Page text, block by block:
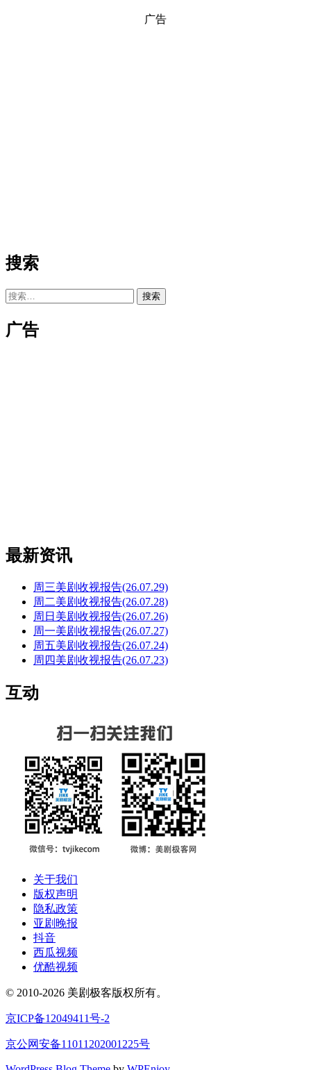
广告
搜索
搜
广告
最新资讯
周三美剧收视报告(26.07.29)
周二美剧收视报告(26.07.28)
周日美剧收视报告(26.07.26)
周一美剧收视报告(26.07.27)
周五美剧收视报告(26.07.24)
周四美剧收视报告(26.07.23)
互动
关于我们
版权声明
隐私政策
亚剧晚报
抖音
西瓜视频
优酷视频
© 2010-2026 美剧极客版权所有。
京ICP备12049411号-2
京公网安备11011202001225号